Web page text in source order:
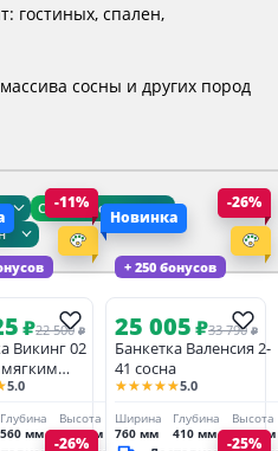
гостиных, спален,
сосны и других пород
Сроки доставки
-11%
₽22 500 ₽
Викинг 02
мягким
5.0
Глубина
560 мм
Высота
450 мм
+ 250 бонусов
Новинка
-26%
25 005₽33 790 ₽
Банкетка Валенсия 2-
41 сосна
★★★★★5.0
Ширина
760 мм
Глубина
410 мм
Высота
615 мм
-26% -25%